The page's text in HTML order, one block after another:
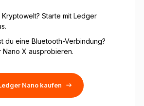
Starte mit Ledger
du eine Bluetooth-Verbindung?
Nano X ausprobieren.
Nano kaufen